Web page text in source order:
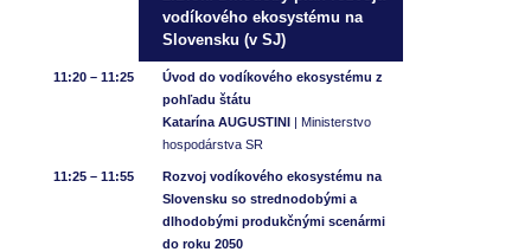
vodíkového ekosystému na
Slovensku (v SJ)
11:20 – 11:25
Úvod do vodíkového ekosystému z
pohľadu štátu
Katarína AUGUSTINI | Ministerstvo
hospodárstva SR
11:25 – 11:55
Rozvoj vodíkového ekosystému na
Slovensku so strednodobými a
dlhodobými produkčnými scenármi
do roku 2050